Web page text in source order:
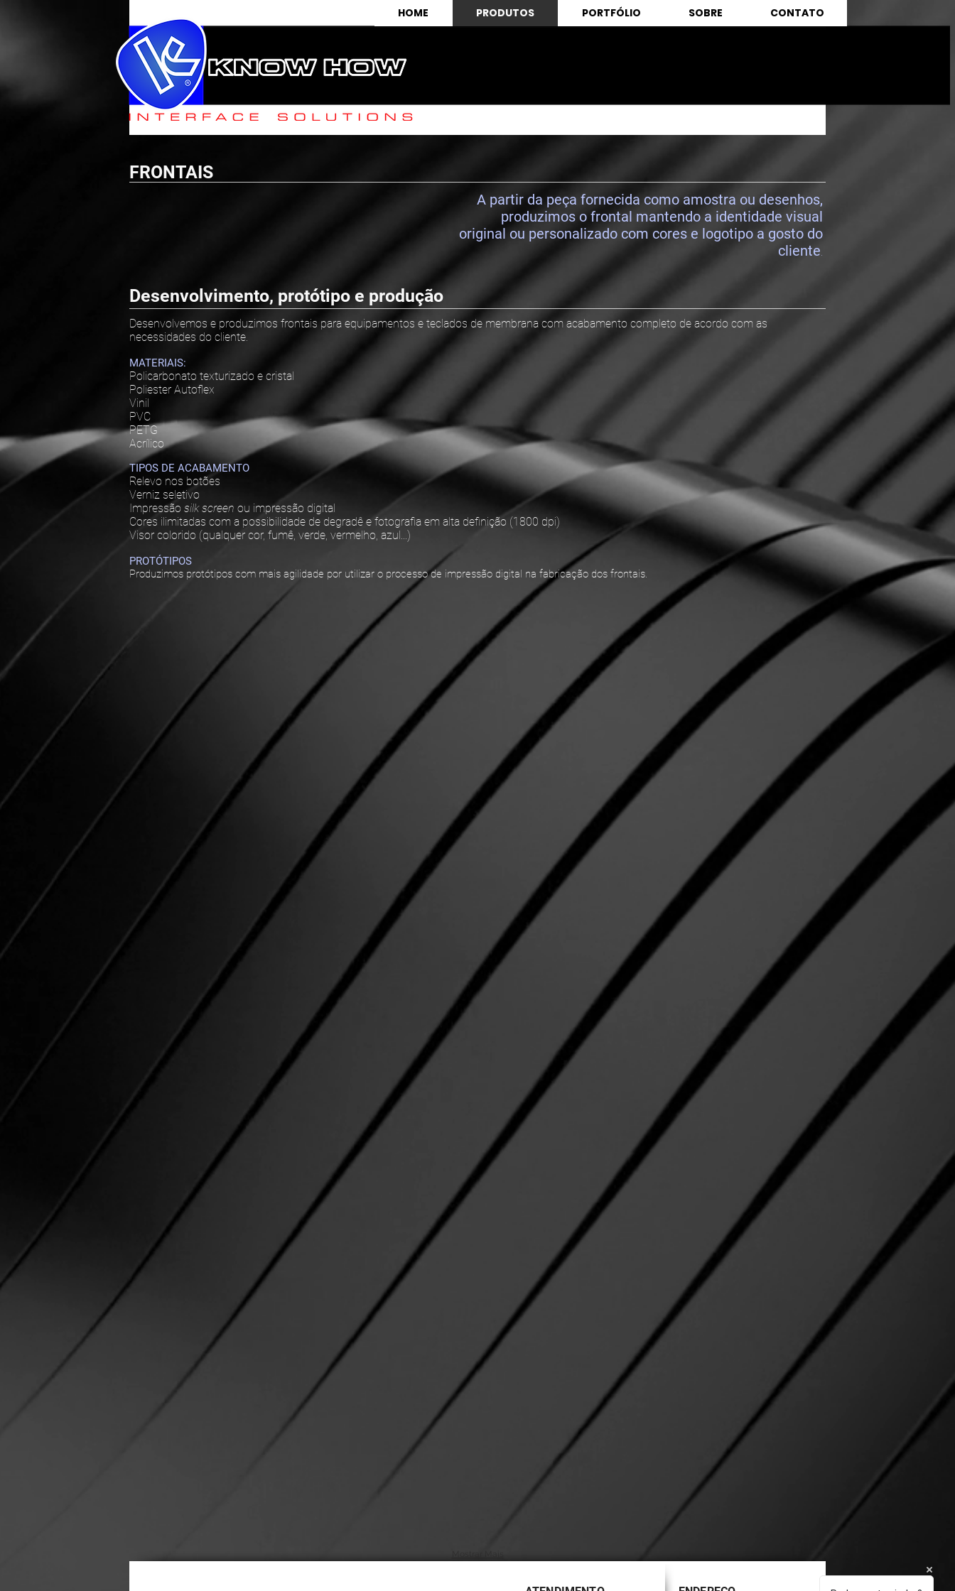
HOME PRODUTOS PORTFÓLIO SOBRE CONTATO
FRONTAIS
A partir da peça fornecida como amostra ou desenhos,
produzimos o frontal mantendo a identidade visual
original ou personalizado com cores e logotipo a gosto do
cliente.
Desenvolvimento, protótipo e produção
Desenvolvemos e produzimos frontais para equipamentos e teclados de membrana com acabamento completo de acordo com as
necessidades do cliente.
MATERIAIS:
Policarbonato texturizado e cristal
Poliester Autoflex
Vinil
PVC
PETG
Acrílico
TIPOS DE ACABAMENTO
Relevo nos botões
Verniz seletivo
Impressão silk screen ou impressão digital
Cores ilimitadas com a possibilidade de degradê e fotografia em alta definição (1800 dpi)
Visor colorido (qualquer cor, fumê, verde, vermelho, azul...)
PROTÓTIPOS
Produzimos protótipos com mais agilidade por utilizar o processo de impressão digital na fabricação dos frontais.